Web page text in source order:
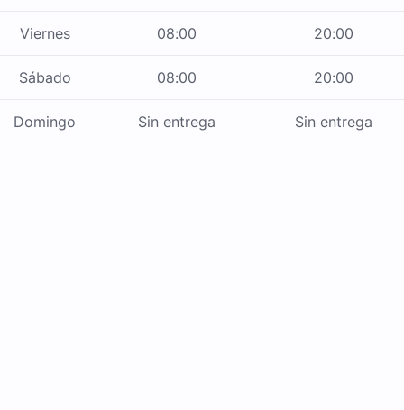
Viernes 08:00 20:00
Sábado 08:00 20:00
Domingo Sin entrega Sin entrega